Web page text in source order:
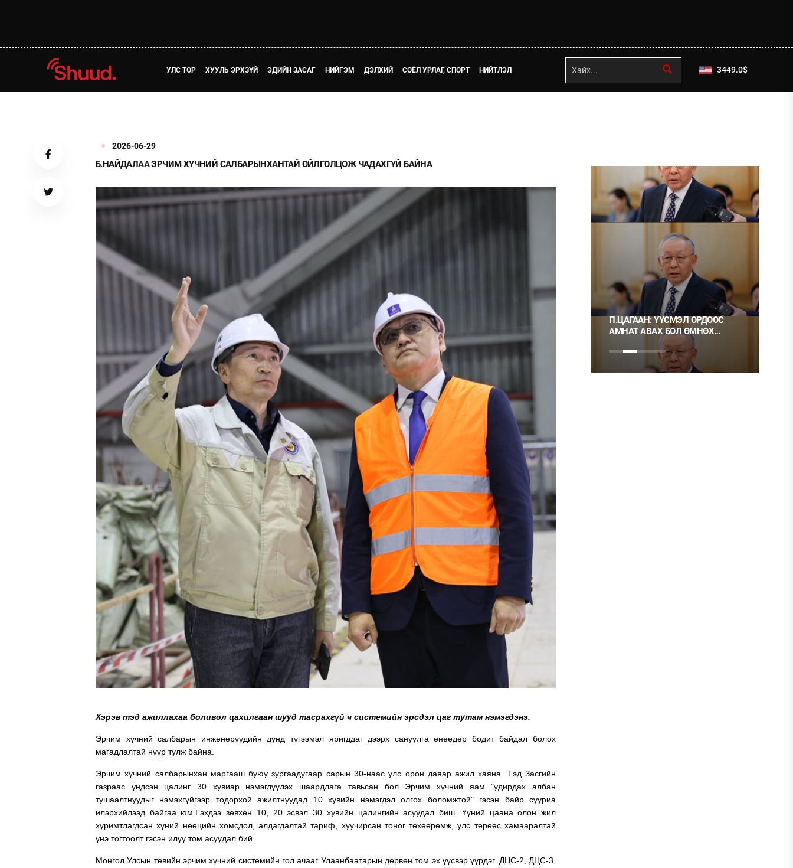
УЛС ТӨР ХУУЛЬ ЭРХЗҮЙ ЭДИЙН ЗАСАГ НИЙГЭМ ДЭЛХИЙ СОЁЛ УРЛАГ, СПОРТ НИЙТЛЭЛ 3449.0$
2026-06-29
Б.НАЙДАЛАА ЭРЧИМ ХҮЧНИЙ САЛБАРЫНХАНТАЙ ОЙЛГОЛЦОЖ ЧАДАХГҮЙ БАЙНА
Хэрэв тэд ажиллахаа боливол цахилгаан шууд тасрахгүй ч системийн эрсдэл цаг тутам нэмэгдэнэ.
Эрчим хүчний салбарын инженерүүдийн дунд түгээмэл яригддаг дээрх сануулга өнөөдөр бодит байдал болох
магадлалтай нүүр тулж байна.
Эрчим хүчний салбарынхан маргааш буюу зургаадугаар сарын 30-наас улс орон даяар ажил хаяна. Тэд Засгийн
газраас үндсэн цалинг 30 хувиар нэмэгдүүлэх шаардлага тавьсан бол Эрчим хүчний яам "удирдах албан
тушаалтнуудыг нэмэхгүйгээр тодорхой ажилтнуудад 10 хувийн нэмэгдэл олгох боломжтой" гэсэн байр сууриа
илэрхийлээд байгаа юм.Гэхдээ зөвхөн 10, 20 эсвэл 30 хувийн цалингийн асуудал биш. Үүний цаана олон жил
хуримтлагдсан хүний нөөцийн хомсдол, алдагдалтай тариф, хуучирсан тоног төхөөрөмж, улс төрөөс хамааралтай
үнэ тогтоолт гэсэн илүү том асуудал бий.
Монгол Улсын төвийн эрчим хүчний системийн гол ачааг Улаанбаатарын дөрвөн том эх үүсвэр үүрдэг. ДЦС-2, ДЦС-3,
ОРЛОГО ШИЛЖҮҮЛСЭН БОЛ 20
ХУВИАР ТАТВАР СУУТГАНА
НИЙСЛЭЛД ШАХМАЛ ТҮЛШ
БОРЛУУЛАХ 435 ЦЭГ
АЖИЛЛАНА
П.ЦАГААН: ҮҮСМЭЛ ОРДООС
АМНАТ АВАХ БОЛ ӨМНӨХ
ШИГЭЭ ТУСГАЙ
ЗӨВШӨӨРӨЛТЭЙ БОЛГОХ
ХЭРЭГТЭЙ